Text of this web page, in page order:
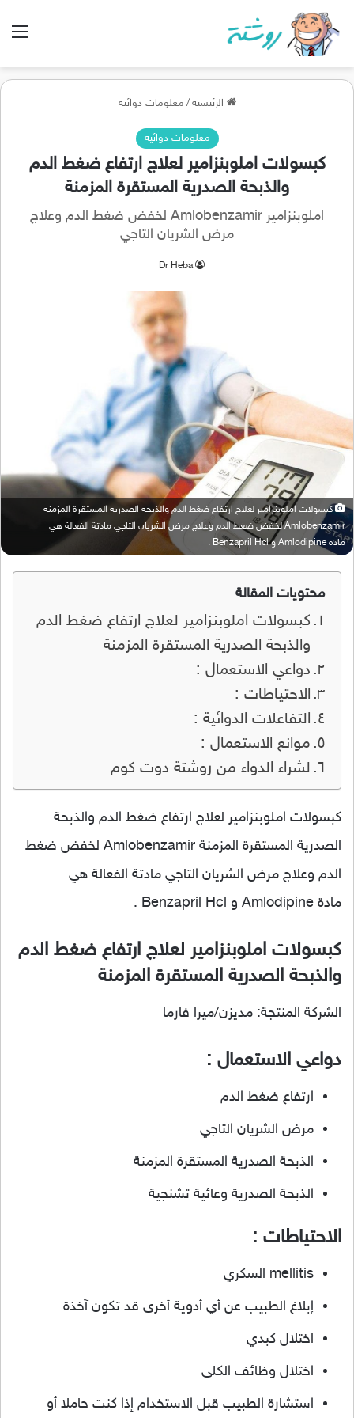
الرئيسية / معلومات دوائية
معلومات دوائية
كبسولات املوبنزامير لعلاج ارتفاع ضغط الدم
والذبحة الصدرية المستقرة المزمنة
املوبنزامير Amlobenzamir لخفض ضغط الدم وعلاج
مرض الشريان التاجي
Dr Heba
كبسولات املوبنزامير لعلاج ارتفاع ضغط الدم والذبحة الصدرية المستقرة المزمنة
Amlobenzamir لخفض ضغط الدم وعلاج مرض الشريان التاجي مادتة الفعالة هي
مادة Amlodipine و Benzapril Hcl .
محتويات المقالة
كبسولات املوبنزامير لعلاج ارتفاع ضغط الدم
والذبحة الصدرية المستقرة المزمنة
دواعي الاستعمال :
الاحتياطات :
التفاعلات الدوائية :
موانع الاستعمال :
لشراء الدواء من روشتة دوت كوم
كبسولات املوبنزامير لعلاج ارتفاع ضغط الدم والذبحة
الصدرية المستقرة المزمنة Amlobenzamir لخفض ضغط
الدم وعلاج مرض الشريان التاجي مادتة الفعالة هي
مادة Amlodipine و Benzapril Hcl .
كبسولات املوبنزامير لعلاج ارتفاع ضغط الدم
والذبحة الصدرية المستقرة المزمنة
الشركة المنتجة: مديزن/ميرا فارما
دواعي الاستعمال :
ارتفاع ضغط الدم
مرض الشريان التاجي
الذبحة الصدرية المستقرة المزمنة
الذبحة الصدرية وعائية تشنجية
الاحتياطات :
mellitis السكري
إبلاغ الطبيب عن أي أدوية أخرى قد تكون آخذة
اختلال كبدي
اختلال وظائف الكلى
استشارة الطبيب قبل الاستخدام إذا كنت حاملا أو